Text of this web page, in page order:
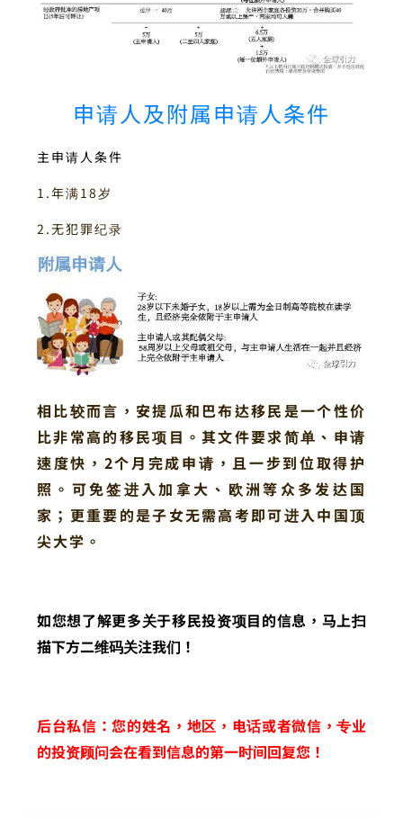
申请人及附属申请人条件
主申请人条件
1.年满18岁
2.无犯罪纪录
相比较而言，安提瓜和巴布达移民是一个性价
比非常高的移民项目。其文件要求简单、申请
速度快，2个月完成申请，且一步到位取得护
照。可免签进入加拿大、欧洲等众多发达国
家；更重要的是子女无需高考即可进入中国顶
尖大学。
如您想了解更多关于移民投资项目的信息，马上扫
描下方二维码关注我们！
后台私信：您的姓名，地区，电话或者微信，专业
的投资顾问会在看到信息的第一时间回复您！